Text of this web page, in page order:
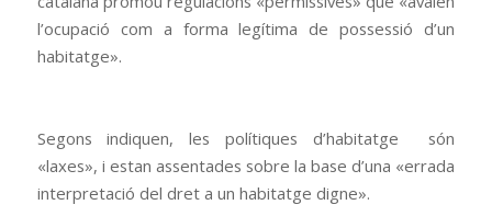
l’ocupació com a forma legítima de possessió d’un
habitatge».
Segons indiquen, les polítiques d’habitatge són
«laxes», i estan assentades sobre la base d’una «errada
interpretació del dret a un habitatge digne».